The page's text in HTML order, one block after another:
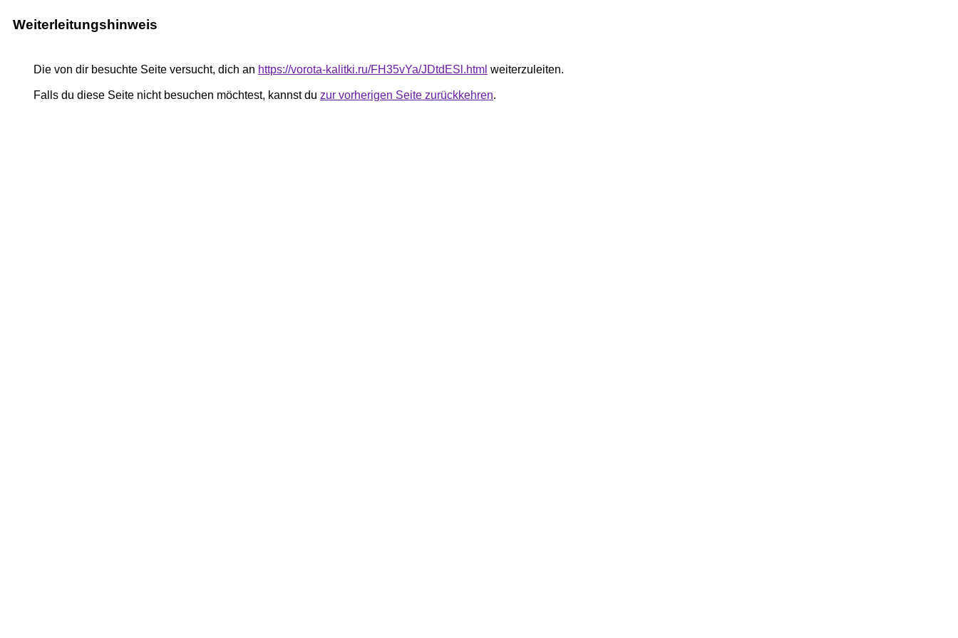
Weiterleitungshinweis
Die von dir besuchte Seite versucht, dich an https://vorota-kalitki.ru/FH35vYa/JDtdESl.html weiterzuleiten.
Falls du diese Seite nicht besuchen möchtest, kannst du zur vorherigen Seite zurückkehren.